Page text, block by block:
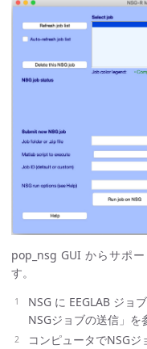
pop_nsg GUI からサポ
す。
NSG に EEGLAB ジョ
NSGジョブの送信」を
コンピュータでNSGジ